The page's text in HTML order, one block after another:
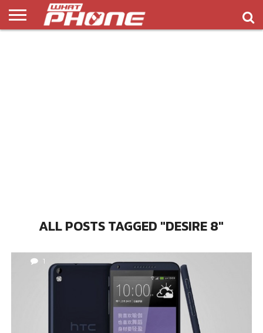
ALL POSTS TAGGED "DESIRE 8"
1